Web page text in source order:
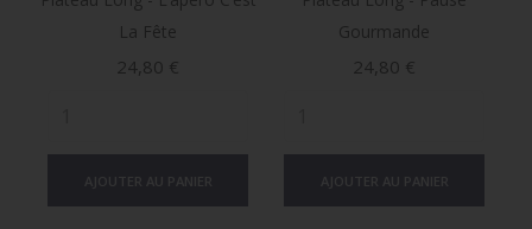
La Fête
Prix
24,80 €
Gourmande
Prix
24,80 €